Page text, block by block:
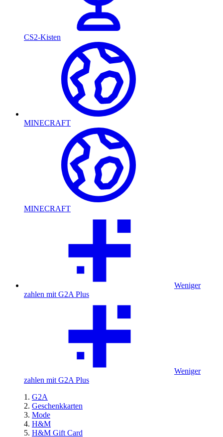
CS2-Kisten
MINECRAFT
MINECRAFT
Weniger
zahlen mit G2A Plus
Weniger
zahlen mit G2A Plus
G2A
Geschenkkarten
Mode
H&M
H&M Gift Card